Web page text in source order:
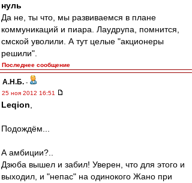
нуль
Да не, ты что, мы развиваемся в плане
коммуникаций и пиара. Лаудрупа, помнится,
смской уволили. А тут целые "акционеры
решили".
Последнее сообщение
А.Н.Б. -
25 ноя 2012 16:51
Leqion
Подождём...
А амбиции?..
Дзюба вышел и забил! Уверен, что для этого и
выходил, и "непас" на одинокого Жано при